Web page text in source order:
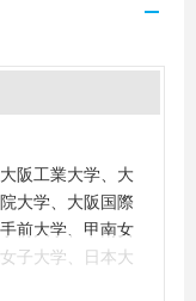
阪工業大学、大
大学、大阪国際
前大学、甲南女
子大学、日本大